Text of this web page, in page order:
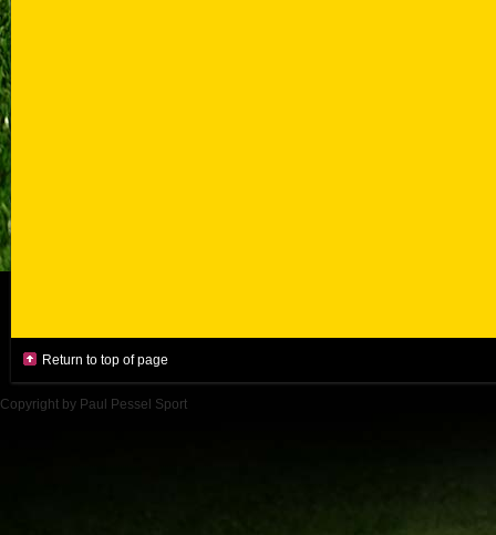
Return to top of page
Copyright by Paul Pessel Sport